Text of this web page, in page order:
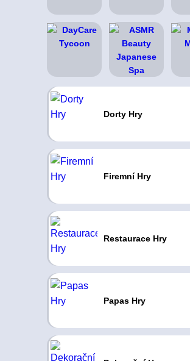
Dorty Hry
Firemní Hry
Restaurace Hry
Papas Hry